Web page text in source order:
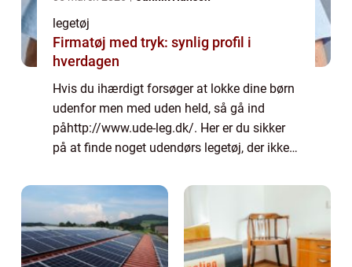
legetøj
Firmatøj med tryk: synlig profil i
hverdagen
Hvis du ihærdigt forsøger at lokke dine børn
udenfor men med uden held, så gå ind
påhttp://www.ude-leg.dk/. Her er du sikker
på at finde noget udendørs legetøj, der ikke